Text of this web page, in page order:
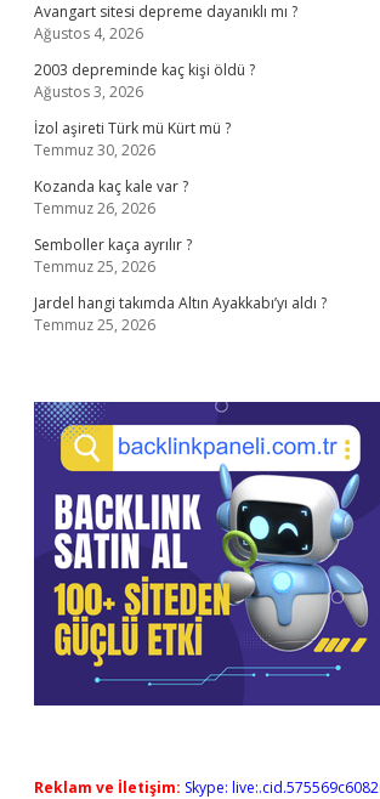
Avangart sitesi depreme dayanıklı mı ?
Ağustos 4, 2026
2003 depreminde kaç kişi öldü ?
Ağustos 3, 2026
İzol aşireti Türk mü Kürt mü ?
Temmuz 30, 2026
Kozanda kaç kale var ?
Temmuz 26, 2026
Semboller kaça ayrılır ?
Temmuz 25, 2026
Jardel hangi takımda Altın Ayakkabı’yı aldı ?
Temmuz 25, 2026
Reklam ve İletişim: Skype: